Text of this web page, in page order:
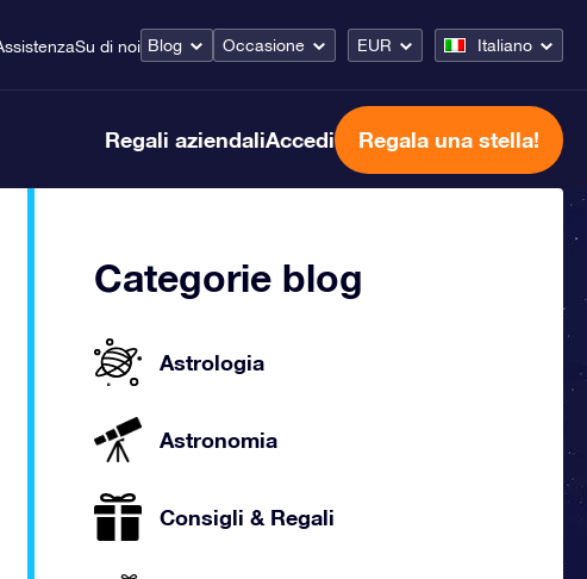
Su di noi Blog Occasione EUR Italiano
Regali aziendaliAccedi Regala una stella!
Categorie blog
Astrologia
Astronomia
Consigli & Regali